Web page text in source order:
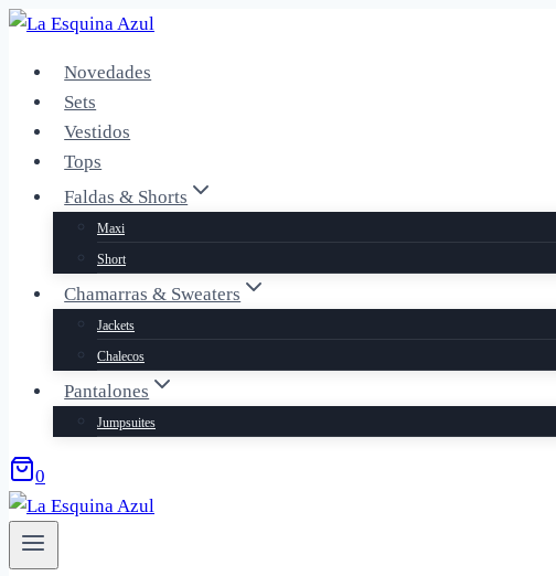
Saltar
contenidoNovedades
Sets
Vestidos
Tops
Faldas & Shorts
Maxi
Short
Chamarras & Sweaters
Jackets
Chalecos
Pantalones
Jumpsuites
0